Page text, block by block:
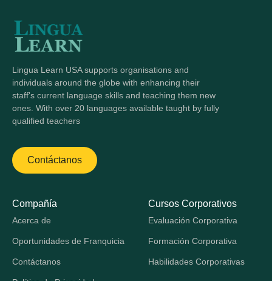
Lingua Learn USA supports organisations and
individuals around the globe with enhancing their
staff's current language skills and teaching them new
ones. With over 20 languages available taught by fully
qualified teachers
Contáctanos
Compañía
Acerca de
Oportunidades de Franquicia
Contáctanos
Cursos Corporativos
Evaluación Corporativa
Formación Corporativa
Habilidades Corporativas